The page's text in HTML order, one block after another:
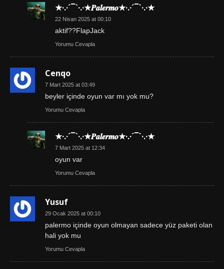
★·.·´¯`·.·★𝑷𝒂𝒍𝒆𝒓𝒎𝒐★·.·´¯`·.·★
22 Nisan 2025 at 00:10
aktif??FlapJack
Yorumu Cevapla
Cenqo
7 Mart 2025 at 03:49
beyler içinde oyun var mı yok mu?
Yorumu Cevapla
★·.·´¯`·.·★𝑷𝒂𝒍𝒆𝒓𝒎𝒐★·.·´¯`·.·★
7 Mart 2025 at 12:34
oyun var
Yorumu Cevapla
Yusuf
29 Ocak 2025 at 00:10
palermo içinde oyun olmayan sadece yüz paketi olan
hali yok mu
Yorumu Cevapla